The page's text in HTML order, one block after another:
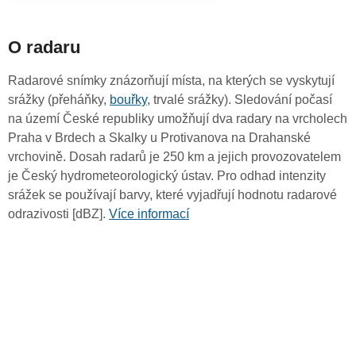
O radaru
Radarové snímky znázorňují místa, na kterých se vyskytují
srážky (přeháňky, bouřky, trvalé srážky). Sledování počasí
na území České republiky umožňují dva radary na vrcholech
Praha v Brdech a Skalky u Protivanova na Drahanské
vrchovině. Dosah radarů je 250 km a jejich provozovatelem
je Český hydrometeorologický ústav. Pro odhad intenzity
srážek se používají barvy, které vyjadřují hodnotu radarové
odrazivosti [dBZ]. Více informací